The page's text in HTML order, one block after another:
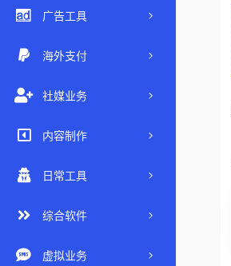
广告工具
海外支付
社媒业务
内容制作
日常工具
综合软件
虚拟业务